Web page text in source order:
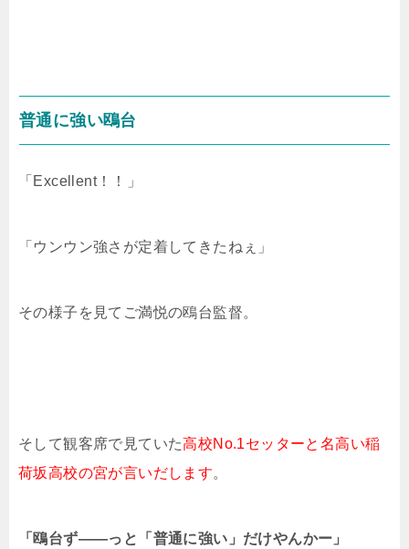
普通に強い鴎台
「Excellent！！」
「ウンウン強さが定着してきたねぇ」
その様子を見てご満悦の鴎台監督。
そして観客席で見ていた高校No.1セッターと名高い稲
荷坂高校の宮が言いだします。
「鴎台ず――っと「普通に強い」だけやんかー」